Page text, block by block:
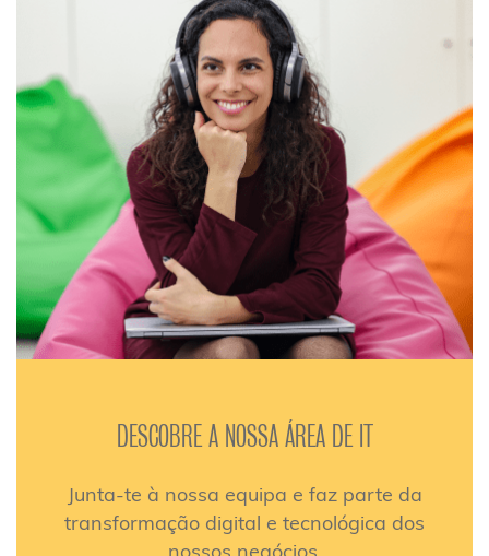
DESCOBRE A NOSSA ÁREA DE IT
Junta-te à nossa equipa e faz parte da
transformação digital e tecnológica dos
nossos negócios.